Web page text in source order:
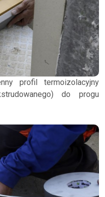
profil termoizolacyjny
do progu